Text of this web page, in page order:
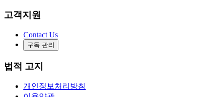
고객지원
Contact Us
구독 관리
법적 고지
개인정보처리방침